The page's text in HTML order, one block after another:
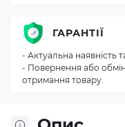
ГАРАНТІЇ
- Актуальна наявність
- Повернення або
отримання товару.